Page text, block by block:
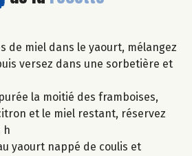
de miel dans le yaourt, mélangez
versez dans une sorbetière et
la moitié des framboises,
et le miel restant, réservez
h
yaourt nappé de coulis et